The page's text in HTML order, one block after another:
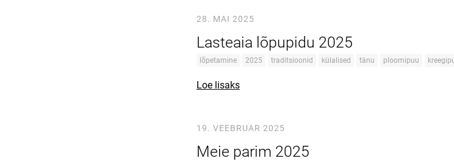
28. MAI 2025
Lasteaia lõpupidu 2025
lõpetamine 2025 traditsioonid külalised tänu ploomipuu
Loe lisaks
19. VEEBRUAR 2025
Meie parim 2025